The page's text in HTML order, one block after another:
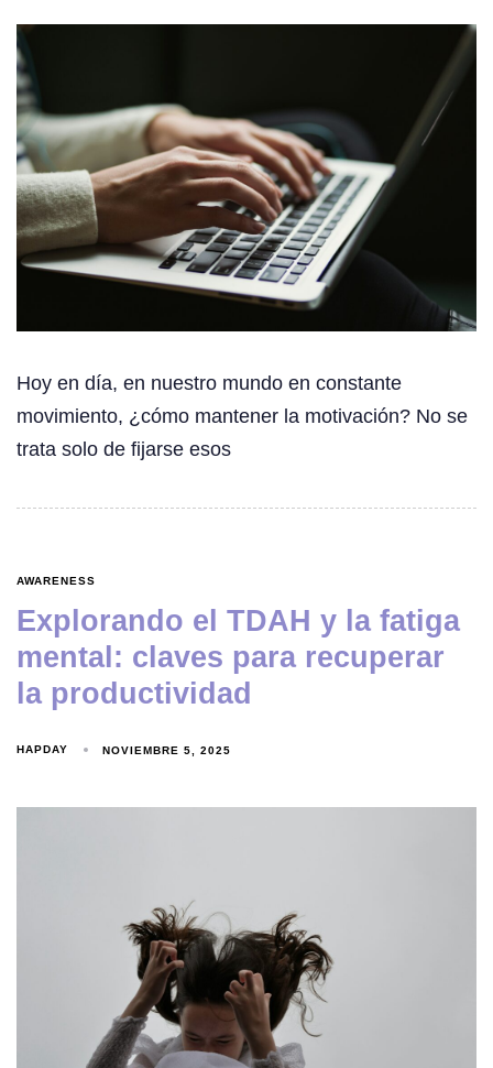
Hoy en día, en nuestro mundo en constante
movimiento, ¿cómo mantener la motivación? No se
trata solo de fijarse esos
AWARENESS
Explorando el TDAH y la fatiga
mental: claves para recuperar
la productividad
HAPDAY NOVIEMBRE 5, 2025